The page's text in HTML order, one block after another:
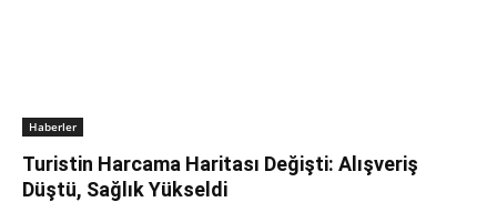
Haberler
Turistin Harcama Haritası Değişti: Alışveriş
Düştü, Sağlık Yükseldi